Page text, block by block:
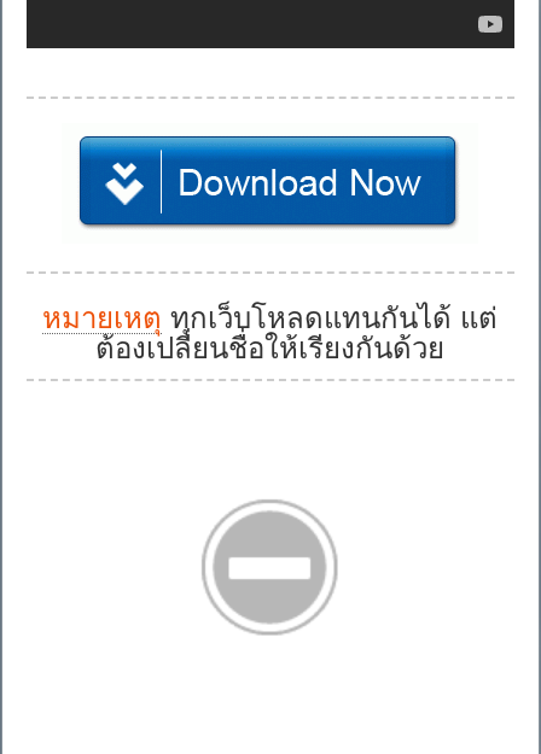
หมายเหตุ ทุกเว็บโหลดแทนกันได้ แต่
ต้องเปลี่ยนชื่อให้เรียงกันด้วย